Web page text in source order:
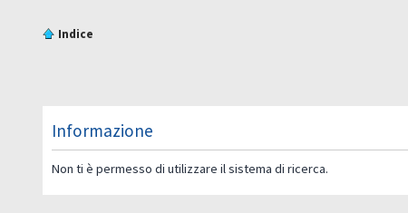
Indice
Informazione
Non ti è permesso di utilizzare il sistema di ricerca.